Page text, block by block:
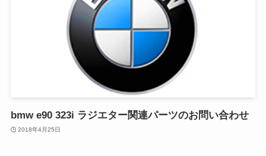
bmw e90 323i ラジエター関連パーツのお問い合わせ
2018年4月25日